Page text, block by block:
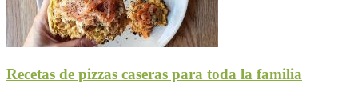
Recetas de pizzas caseras para toda la familia